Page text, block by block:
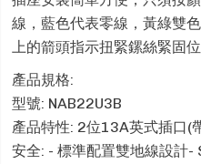
線，藍色代表零線，黃綠雙
上的箭頭指示扭緊鏍絲緊固位
產品規格:
型號: NAB22U3B
產品特性: 2位13A英式插口(
安全: - 標準配置雙地線設計